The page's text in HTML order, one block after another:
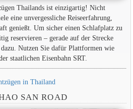
Thailands ist einzigartig! Nicht
eine unvergessliche Reiseerfahrung,
genießt. Um sicher einen Schlafplatz zu
reservieren – gerade auf der Strecke
Nutzen Sie dafür Plattformen wie
staatlichen Eisenbahn SRT.
in Thailand
SAN ROAD